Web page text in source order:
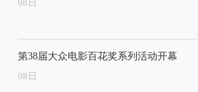
08 日
第38届大众电影百花奖系列活动开幕
08 日